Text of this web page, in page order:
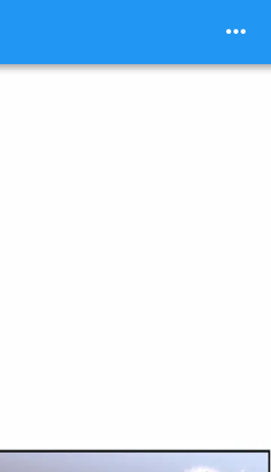
more_horiz